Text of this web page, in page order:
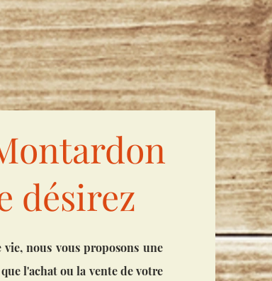
désirez
nous vous proposons une
l'achat ou la vente de votre